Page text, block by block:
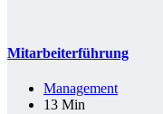
Mitarbeiterführung
Management
13 Min